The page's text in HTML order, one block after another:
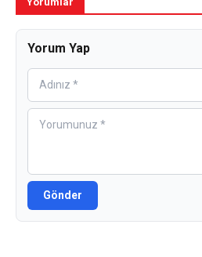
Yorum Yap
Gönder